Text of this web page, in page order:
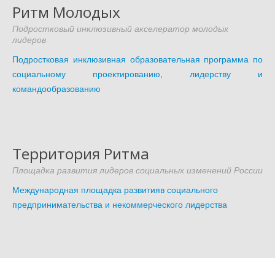
Ритм Молодых
Подростковый инклюзивный акселератор молодых
лидеров
Подростковая инклюзивная образовательная программа по
социальному проектированию, лидерству и
командообразованию
Территория Ритма
Площадка развития лидеров социальных изменений России
Международная площадка развитияв социального
предпринимательства и некоммерческого лидерства